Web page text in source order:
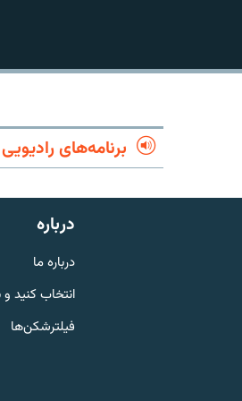
برنامه‌های رادیویی
درباره
درباره ما
انتخاب کنید
فیلترشکن‌ها